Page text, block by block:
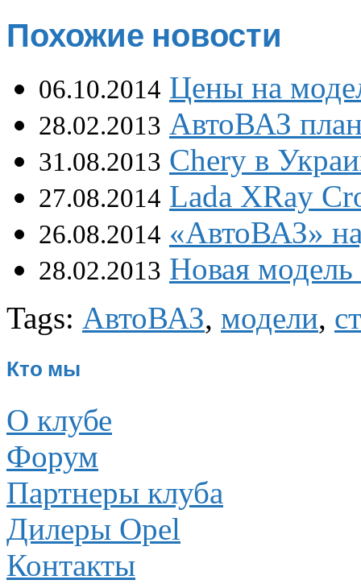
Похожие новости
06.10.2014 Цены на
28.02.2013 АвтоВАЗ
31.08.2013 Chery в
27.08.2014 Lada XRay
26.08.2014 «АвтоВАЗ»
28.02.2013 Новая
Tags: АвтоВАЗ, модели,
Кто мы
О клубе
Форум
Партнеры клуба
Дилеры Opel
Контакты